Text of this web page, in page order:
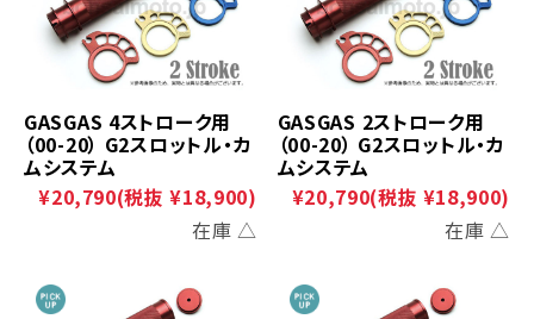
GASGAS 4ストローク用
（00-20） G2スロットル・カ
ムシステム
¥20,790(税抜 ¥18,900)
在庫 △
GASGAS 2ストローク用
（00-20） G2スロットル・カ
ムシステム
¥20,790(税抜 ¥18,900)
在庫 △